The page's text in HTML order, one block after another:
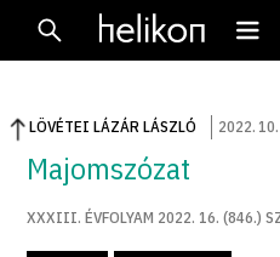
LÖVÉTEI LÁZÁR LÁSZLÓ 2022. 10.
Majomszózat
XXXIII. ÉVFOLYAM 2022. 16. (846.)